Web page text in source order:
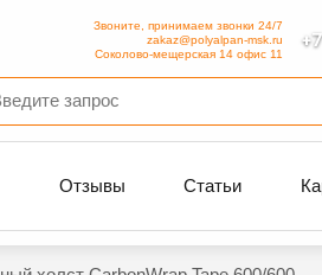
Звоните, принимаем звонки 24/7
zakaz@polyalpan-msk.ru
Соколово-мещерская 14 офис 11
Отзывы Статьи